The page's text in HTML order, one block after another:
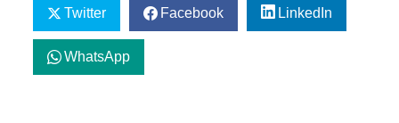
Twitter Facebook LinkedIn
WhatsApp